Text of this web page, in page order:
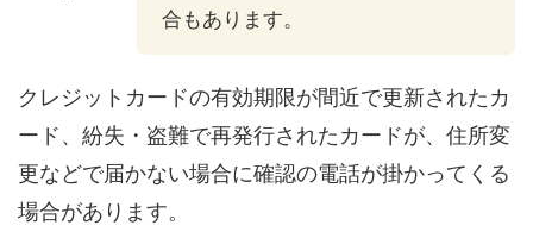
合もあります。
クレジットカードの有効期限が間近で更新されたカ
ード、紛失・盗難で再発行されたカードが、住所変
更などで届かない場合に確認の電話が掛かってくる
場合があります。